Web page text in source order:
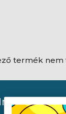
termék
Információ